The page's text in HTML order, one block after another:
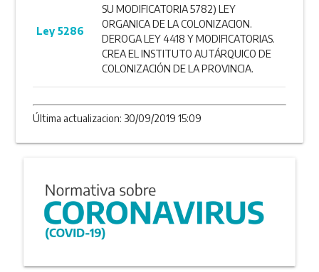
Ley 5286
SU MODIFICATORIA 5782) LEY
ORGANICA DE LA COLONIZACION.
DEROGA LEY 4418 Y MODIFICATORIAS.
CREA EL INSTITUTO AUTÁRQUICO DE
COLONIZACIÓN DE LA PROVINCIA.
Última actualizacion: 30/09/2019 15:09